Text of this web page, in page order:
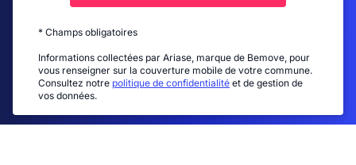
* Champs obligatoires
Informations collectées par Ariase, marque de Bemove, pour
vous renseigner sur la couverture mobile de votre commune.
Consultez notre politique de confidentialité et de gestion de
vos données.